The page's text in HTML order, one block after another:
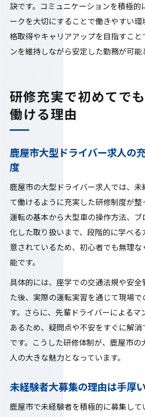
訣です。コミュニケーションを積極的
ークを大切にすることで働きやすい環
格取得やキャリアアップを目指すこと
ンを維持しながら安定した勤務が可能
研修充実で初めてで
働ける理由
鹿屋市大型ドライバー求人の
度
鹿屋市の大型ドライバー求人では、未
て働けるように充実した研修制度が整
運転の基本から大型車の操作方法、ブ
化した取り扱いまで、段階的に学べる
意されているため、初心者でも無理
能です。
具体的には、座学での交通法規や安全
た後、実際の運転実習を通じて現場で
す。さらに、先輩ドライバーによるマ
あるため、疑問点や不安をすぐに解
です。こうした研修体制が、鹿屋市の
人の大きな魅力となっています。
未経験者大募集の理由は手厚
鹿屋市で未経験者を積極的に募集して